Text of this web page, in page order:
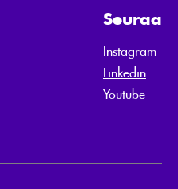
Seuraa
Instagram
Linkedin
Youtube